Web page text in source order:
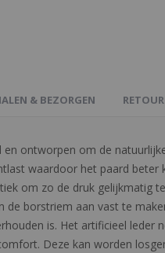
en ontworpen om de
waardoor het paard
om zo de druk
de borstriem aan vast te
is. Het artificieel
Deze kan worden
& BEZORGEN